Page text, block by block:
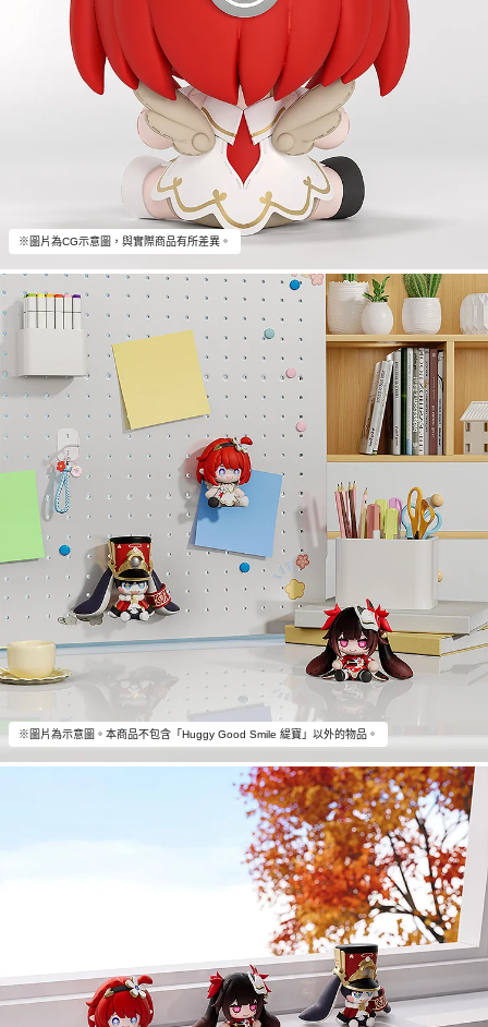
※圖片為CG示意圖，與實際商品有所差異。
※圖片為示意圖。本商品不包含「Huggy Good Smile 緹寶」以外的物品。